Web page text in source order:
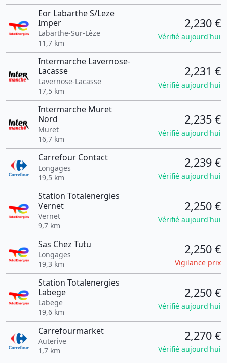
Eor Labarthe S/Leze
Imper
Labarthe-Sur-Lèze
11,7 km
2,230 €
Vérifié aujourd'hui
Intermarche Lavernose-
Lacasse
Lavernose-Lacasse
17,5 km
2,231 €
Vérifié aujourd'hui
Intermarche Muret
Nord
Muret
16,7 km
2,235 €
Vérifié aujourd'hui
Carrefour Contact
Longages
19,5 km
2,239 €
Vérifié aujourd'hui
Station Totalenergies
Vernet
Vernet
9,7 km
2,250 €
Vérifié aujourd'hui
Sas Chez Tutu
Longages
19,3 km
2,250 €
Vigilance prix
Station Totalenergies
Labege
Labege
19,6 km
2,250 €
Vérifié aujourd'hui
Carrefourmarket
Auterive
1,7 km
2,270 €
Vérifié aujourd'hui